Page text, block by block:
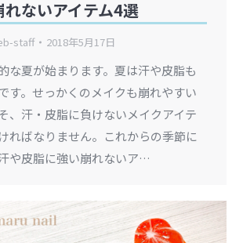
ないアイテム4選
staff 2018年5月17日
な夏が始まります。夏は汗や皮脂も
す。せっかくのメイクも崩れやすい
、汗・皮脂に負けないメイクアイテ
ればなりません。これからの季節に
や皮脂に強い崩れないア…